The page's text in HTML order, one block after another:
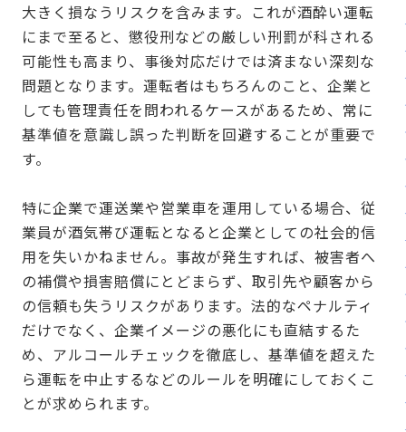
大きく損なうリスクを含みます。これが酒酔い運転
にまで至ると、懲役刑などの厳しい刑罰が科される
可能性も高まり、事後対応だけでは済まない深刻な
問題となります。運転者はもちろんのこと、企業と
しても管理責任を問われるケースがあるため、常に
基準値を意識し誤った判断を回避することが重要で
す。
特に企業で運送業や営業車を運用している場合、従
業員が酒気帯び運転となると企業としての社会的信
用を失いかねません。事故が発生すれば、被害者へ
の補償や損害賠償にとどまらず、取引先や顧客から
の信頼も失うリスクがあります。法的なペナルティ
だけでなく、企業イメージの悪化にも直結するた
め、アルコールチェックを徹底し、基準値を超えた
ら運転を中止するなどのルールを明確にしておくこ
とが求められます。